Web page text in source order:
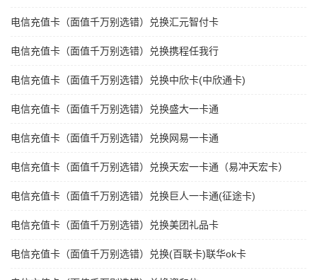
电信充值卡（面值千万别选错）兑换汇元智付卡
电信充值卡（面值千万别选错）兑换携程任我行
电信充值卡（面值千万别选错）兑换中欣卡(中欣通卡)
电信充值卡（面值千万别选错）兑换盛大一卡通
电信充值卡（面值千万别选错）兑换网易一卡通
电信充值卡（面值千万别选错）兑换天宏一卡通（易冲天宏卡）
电信充值卡（面值千万别选错）兑换巨人一卡通(征途卡)
电信充值卡（面值千万别选错）兑换美团礼品卡
电信充值卡（面值千万别选错）兑换(百联卡)联华ok卡